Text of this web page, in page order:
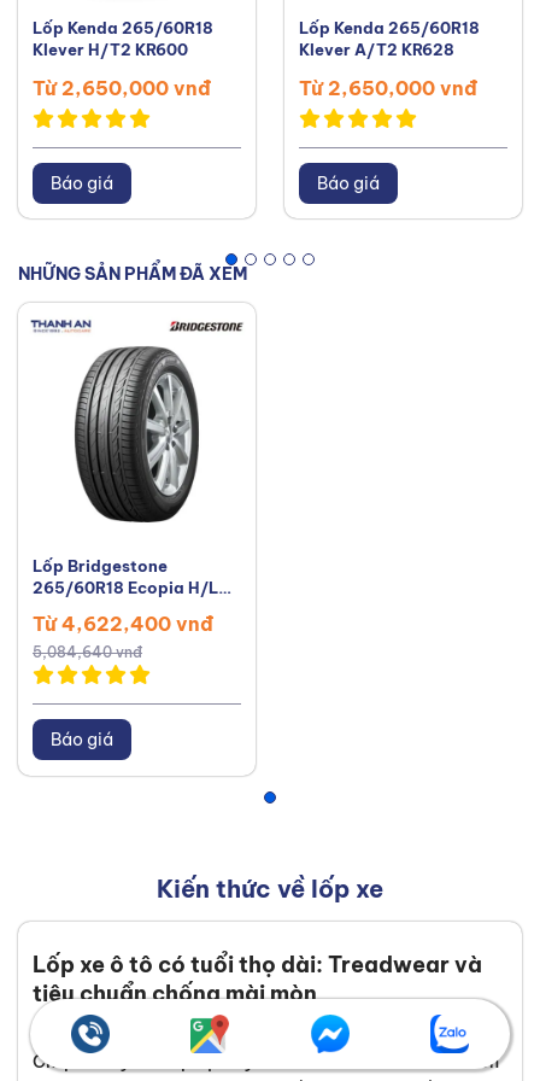
Lốp Kenda 265/60R18
Klever H/T2 KR600
Từ 2,650,000 vnđ
Báo giá
Lốp Kenda 265/60R18
Klever A/T2 KR628
Từ 2,650,000 vnđ
Báo giá
NHỮNG SẢN PHẨM ĐÃ XEM
Lốp Bridgestone
265/60R18 Ecopia H/L
Từ 4,622,400 vnđ
5,084,640 vnđ
Báo giá
Kiến thức về lốp xe
Lốp xe ô tô có tuổi thọ dài: Treadwear và
tiêu chuẩn chống mài mòn
Vũ Duy 08/08/2026
Chi phí thay thế lốp định kỳ luôn là khoản đầu tư lớn khiến